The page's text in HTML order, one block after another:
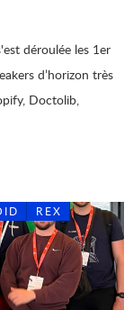
déroulée les 1er
d’horizon très
Doctolib,
REX